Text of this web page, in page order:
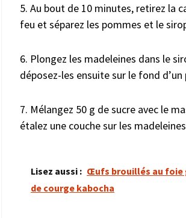
5. Au bout de 10 minutes, retirez la
feu et séparez les pommes et le
6. Plongez les madeleines dans le
déposez-les ensuite sur le fond d’un
7. Mélangez 50 g de sucre avec le
étalez une couche sur les
Lisez aussi : Œufs brouillés au foie
de courge kabocha